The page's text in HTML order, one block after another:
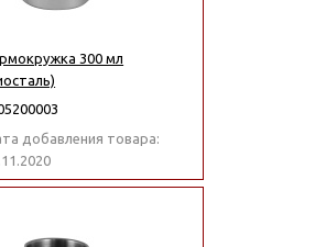
300 мл
добавления товара: